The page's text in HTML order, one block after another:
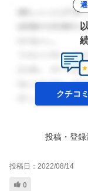
クチコ
投稿・登
投稿日： 2022/08/14
0